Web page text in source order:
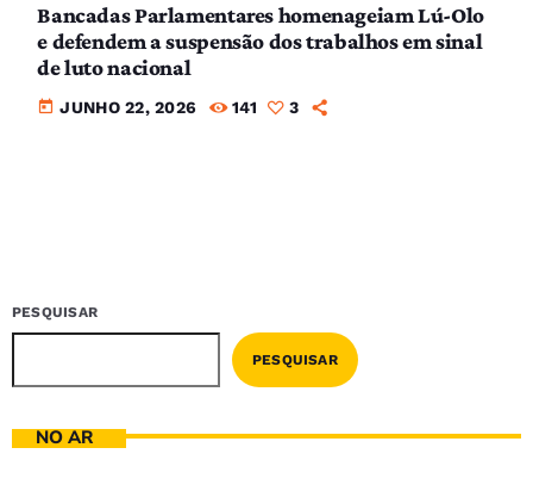
Bancadas Parlamentares homenageiam Lú-Olo
e defendem a suspensão dos trabalhos em sinal
de luto nacional
today JUNHO 22, 2026 141 3
PESQUISAR
PESQUISAR
NO AR